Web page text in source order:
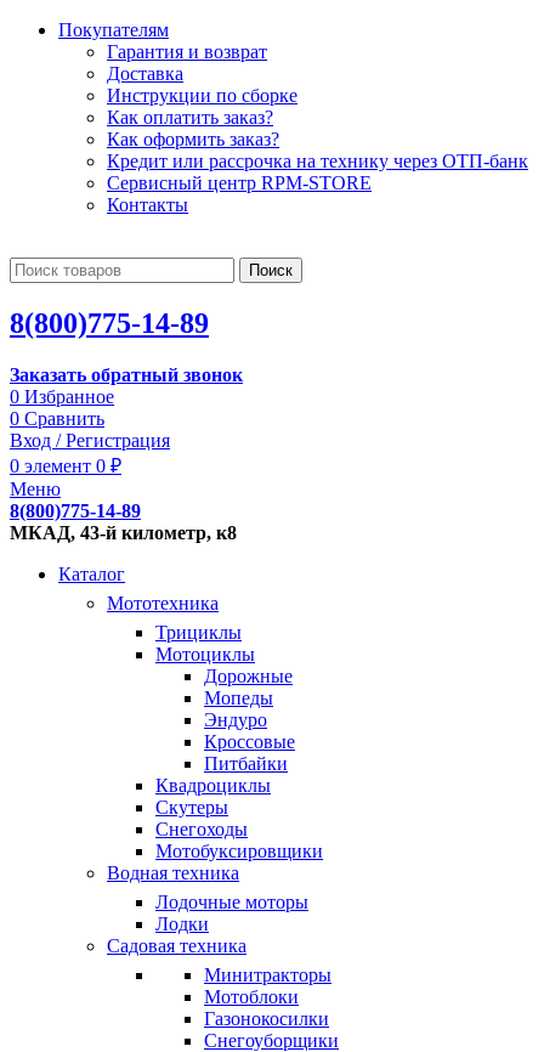
Покупателям
Гарантия и возврат
Доставка
Инструкции по сборке
Как оплатить заказ?
Как оформить заказ?
Кредит или рассрочка на технику через ОТП-банк
Сервисный центр RPM-STORE
Контакты
Поиск
8(800)775-14-89
Заказать обратный звонок
0 Избранное
0 Сравнить
Вход / Регистрация
0 элемент 0 ₽
Меню
8(800)775-14-89
МКАД, 43-й километр, к8
Каталог
Мототехника
Трициклы
Мотоциклы
Дорожные
Мопеды
Эндуро
Кроссовые
Питбайки
Квадроциклы
Скутеры
Снегоходы
Мотобуксировщики
Водная техника
Лодочные моторы
Лодки
Садовая техника
Минитракторы
Мотоблоки
Газонокосилки
Снегоуборщики